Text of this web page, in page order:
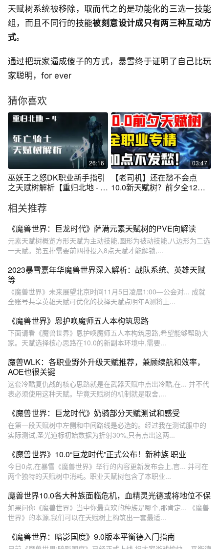
天赋树系统被移除，取而代之的是功能化的三选一技能
组，而且不同行的技能被刻意设计成只有两三种互动方
式。
通过把玩家逼成傻子的方式，暴雪终于证明了自己比玩
家聪明，for ever
猜你喜欢
26:16
巫妖王之怒DK职业新手指引
之天赋树解析【重归北地 - 卷
03:47
【老司机】还在愁不会点
10.0新天赋树？前夕全12职
相关推荐
《魔兽世界：巨龙时代》萨满元素天赋树的PVE向解读
元素天赋树概览方形天赋为主动技能,圆形为被动技能,八边形为二选
一天赋。第五排需要前四排投入8点天赋才能解锁,...
2023暴雪嘉年华魔兽世界深入解析：战队系统、英雄天赋
等
《魔兽世界》未来展望北京时间11月5日凌晨1:00—公会对... 成就
全账号共享英雄天赋可优化的抉择天赋点明年A测将上...
《魔兽世界》恩护唤魔师五人本构筑思路
下面请看《魔兽世界》恩护唤魔师五人本构筑思路,希望能够帮助大
家。天赋选择核心思路在10.0的新副本环境中,需要...
魔兽WLK：各职业野外升级天赋推荐，兼顾续航和效率，
AOE也很关键
这套冷酷复仇战的核心思路就是在武器天赋中点出冷酷,在... 并不代
表必须使用这种天赋。毕竟天赋树的机制就是取舍,...
《魔兽世界：巨龙时代》奶骑部分天赋测试和感受
在第一段天赋树中左侧和中间路线是必选的。经过我在测试服中的
实际测试,圣光道标初始数据为折射30%,只有点出这两...
《魔兽世界》10.0“巨龙时代”正式公布！新种族 职业
今日0点,在暴雪《魔兽世界》举行的内容更新发布会上,官... 并可在
两个独特的天赋树中消耗。职业天赋树包含了本职业...
魔兽世界10.0各大种族面临危机，血精灵光德或将地位不保
如果问你《魔兽世界》当中你最喜欢的种族是哪个,那肯定... 《魔兽
世界》的本源,我们可以在天赋树上构筑出一套最适...
《魔兽世界：暗影国度》9.0版本平衡德入门指南